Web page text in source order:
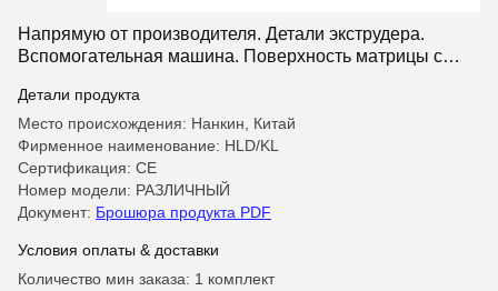
Напрямую от производителя. Детали экструдера.
Вспомогательная машина. Поверхность матрицы с
гранулирования.
Детали продукта
Место происхождения: Нанкин, Китай
Фирменное наименование: HLD/KL
Сертификация: CE
Номер модели: РАЗЛИЧНЫЙ
Документ: Брошюра продукта PDF
Условия оплаты & доставки
Количество мин заказа: 1 комплект